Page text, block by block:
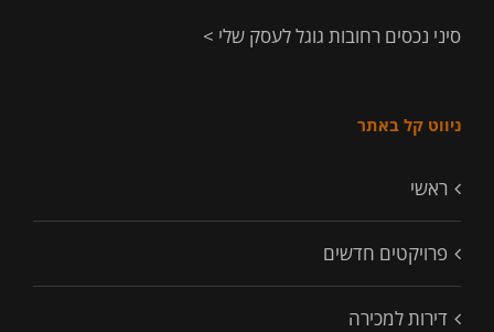
סיני נכסים רחובות גוגל לעסק שלי >
ניווט קל באתר
ראשי
פרויקטים חדשים
דירות למכירה